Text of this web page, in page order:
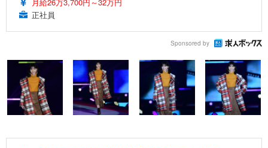
正社員
Sponsored by